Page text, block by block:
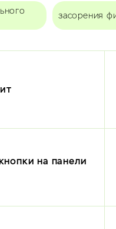
засорения
на панели